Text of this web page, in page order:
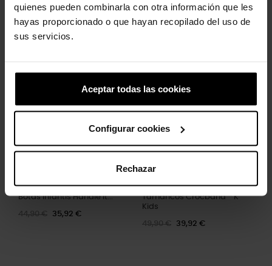
quienes pueden combinarla con otra información que les
hayas proporcionado o que hayan recopilado del uso de
sus servicios.
Aceptar todas las cookies
Configurar cookies
Rechazar
Tamancos unissex Yukon...
63,92 €
Tamancos Crocband™ T
para...
Botas infantis Handle It...
44,90 € 35,92 €
Tamancos Crocband™ K
Kids
49,90 € 39,92 €